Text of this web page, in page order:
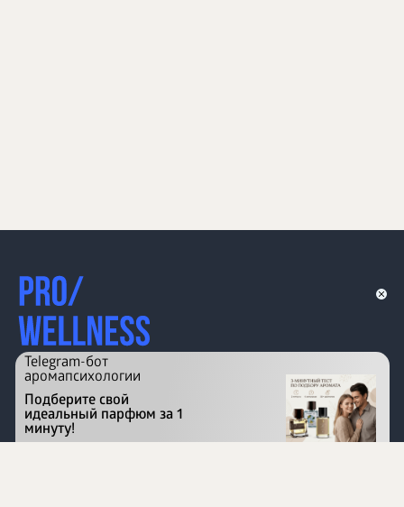
Перейти на сайт
Telegram-бот
аромапсихологии
Подберите свой
идеальный парфюм за 1
минуту!